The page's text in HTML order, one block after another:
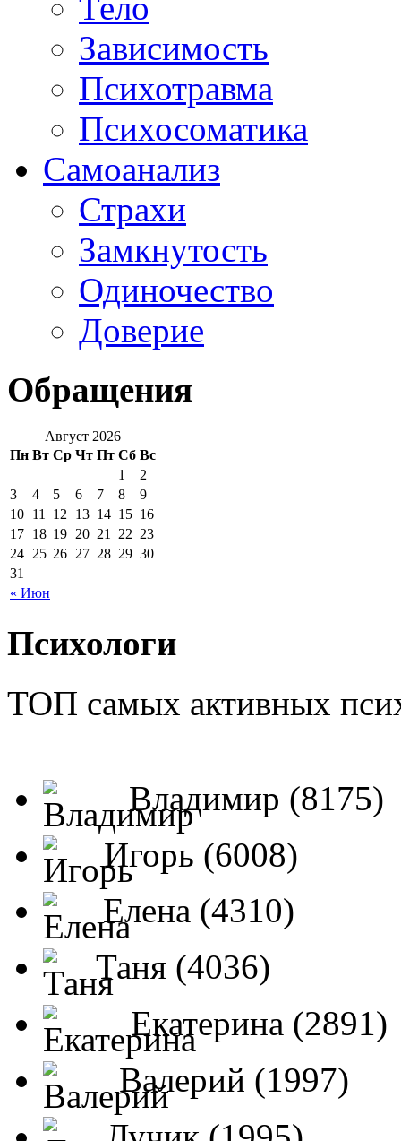
Зависимость
Психотравма
Психосоматика
Самоанализ
Страхи
Замкнутость
Одиночество
Доверие
Обращения
Август 2026
Пн Вт Ср Чт Пт Сб Вс
« Июн
1
2
3
4 5 6 7 8
9
10 11 12 13 14 15 16
17 18 19 20 21 22 23
24 25 26 27 28 29 30
31
Психологи
ТОП самых активных
Владимир (8175)
Игорь (6008)
Елена (4310)
Таня (4036)
Екатерина (2891)
Валерий (1997)